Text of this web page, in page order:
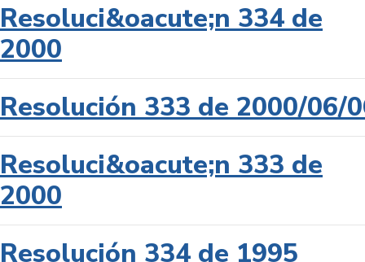
Resoluci&oacute;n 334 de
2000
Resolución 333 de 2000/06/
Resoluci&oacute;n 333 de
2000
Resolución 334 de 1995